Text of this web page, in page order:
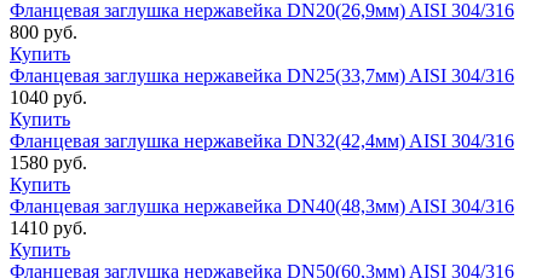
Фланцевая заглушка нержавейка DN20(26,9мм) AISI 304/316
800 руб.
Купить
Фланцевая заглушка нержавейка DN25(33,7мм) AISI 304/316
1040 руб.
Купить
Фланцевая заглушка нержавейка DN32(42,4мм) AISI 304/316
1580 руб.
Купить
Фланцевая заглушка нержавейка DN40(48,3мм) AISI 304/316
1410 руб.
Купить
Фланцевая заглушка нержавейка DN50(60,3мм) AISI 304/316